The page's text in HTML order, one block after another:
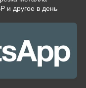
и другое в день